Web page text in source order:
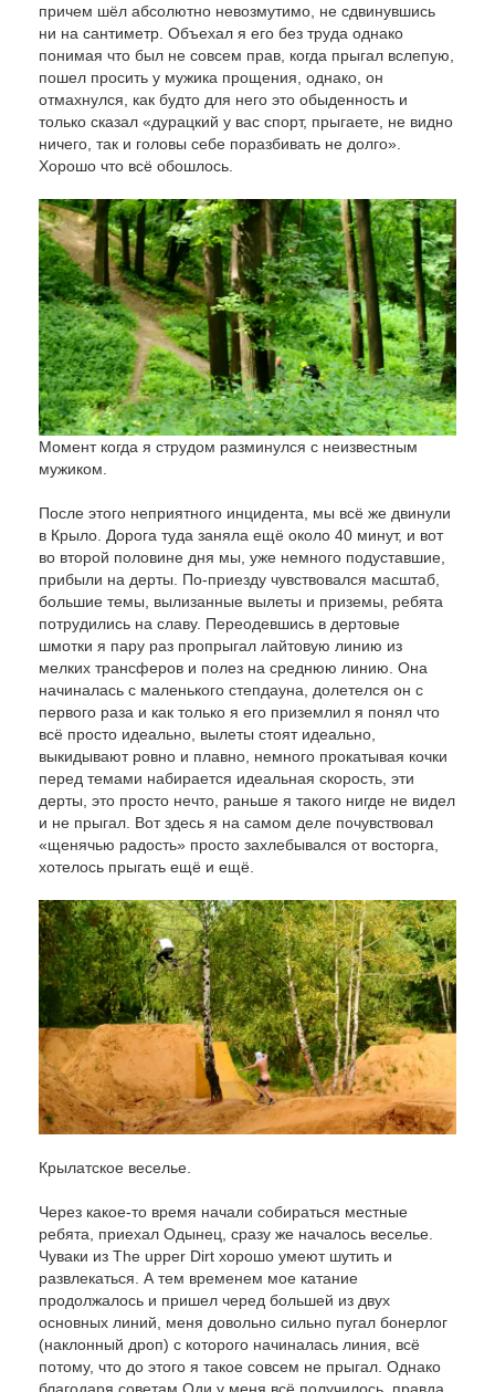
причем шёл абсолютно невозмутимо, не сдвинувшись
ни на сантиметр. Объехал я его без труда однако
понимая что был не совсем прав, когда прыгал вслепую,
пошел просить у мужика прощения, однако, он
отмахнулся, как будто для него это обыденность и
только сказал «дурацкий у вас спорт, прыгаете, не видно
ничего, так и головы себе поразбивать не долго».
Хорошо что всё обошлось.
Момент когда я струдом разминулся с неизвестным
мужиком.
После этого неприятного инцидента, мы всё же двинули
в Крыло. Дорога туда заняла ещё около 40 минут, и вот
во второй половине дня мы, уже немного подуставшие,
прибыли на дерты. По-приезду чувствовался масштаб,
большие темы, вылизанные вылеты и приземы, ребята
потрудились на славу. Переодевшись в дертовые
шмотки я пару раз пропрыгал лайтовую линию из
мелких трансферов и полез на среднюю линию. Она
начиналась с маленького степдауна, долетелся он с
первого раза и как только я его приземлил я понял что
всё просто идеально, вылеты стоят идеально,
выкидывают ровно и плавно, немного прокатывая кочки
перед темами набирается идеальная скорость, эти
дерты, это просто нечто, раньше я такого нигде не видел
и не прыгал. Вот здесь я на самом деле почувствовал
«щенячью радость» просто захлебывался от восторга,
хотелось прыгать ещё и ещё.
Крылатское веселье.
Через какое-то время начали собираться местные
ребята, приехал Одынец, сразу же началось веселье.
Чуваки из The upper Dirt хорошо умеют шутить и
развлекаться. А тем временем мое катание
продолжалось и пришел черед большей из двух
основных линий, меня довольно сильно пугал бонерлог
(наклонный дроп) с которого начиналась линия, всё
потому, что до этого я такое совсем не прыгал. Однако